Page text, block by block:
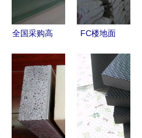
全国采购高
璃棉现货促
销火热开
启，河北神
州保温集团
FC楼地面
建筑节能政
策下的新宠
儿，打造宜
居楼房的守